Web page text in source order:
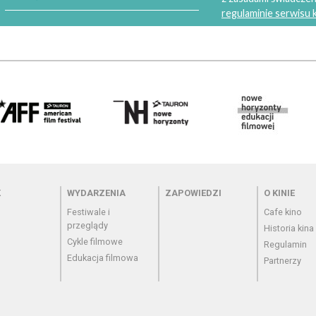
regulaminie serwisu
- cennik Menu - wydarzenia
WYDARZENIA
Festiwale i
przeglądy
Cykle filmowe
Edukacja filmowa
Menu - zapowiedzi
ZAPOWIEDZI Menu -
O KINIE
Cafe kino
Historia kina
Regulamin
Partnerzy